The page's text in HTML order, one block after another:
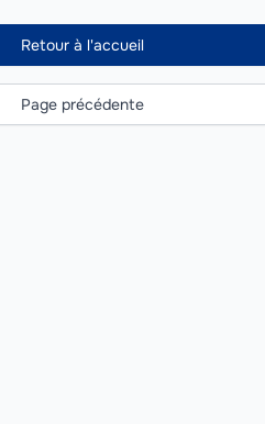
Retour à l'accueil
Page précédente